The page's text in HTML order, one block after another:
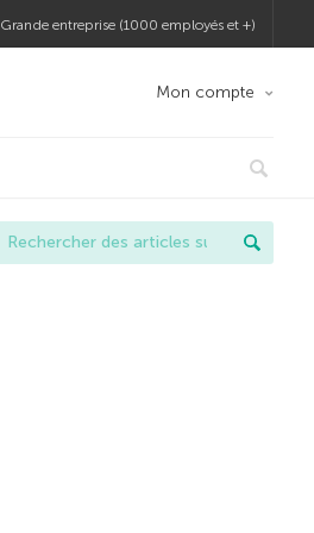
Grande entreprise (1000 employés et +)
Mon compte